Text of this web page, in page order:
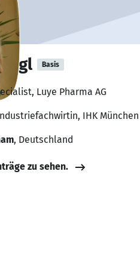
Basis
Luye Pharma AG
IHK
, Deutschland
zu sehen.